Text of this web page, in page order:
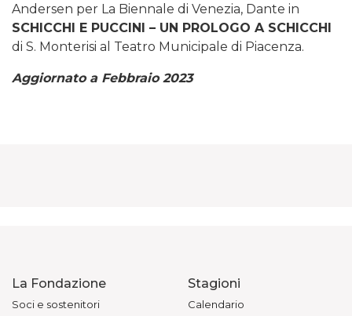
Andersen per La Biennale di Venezia, Dante in
SCHICCHI E PUCCINI – UN PROLOGO A SCHICCHI
di S. Monterisi al Teatro Municipale di Piacenza.
Aggiornato a Febbraio 2023
La Fondazione
Soci e sostenitori
Stagioni
Calendario